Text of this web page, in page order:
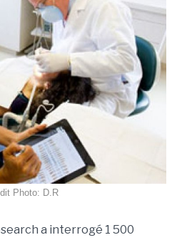
Photo: D.R
a interrogé 1 500